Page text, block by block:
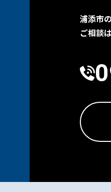
の法令、その他規範を遵守すると
浦添市
ご相談